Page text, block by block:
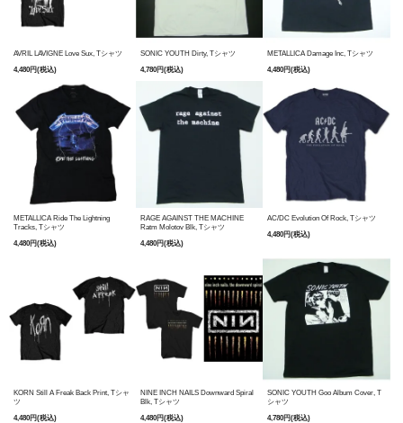
AVRIL LAVIGNE Love Sux, Tシャツ
4,480円(税込)
SONIC YOUTH Dirty, Tシャツ
4,780円(税込)
METALLICA Damage Inc, Tシャツ
4,480円(税込)
METALLICA Ride The Lightning
Tracks, Tシャツ
4,480円(税込)
RAGE AGAINST THE MACHINE
Ratm Molotov Blk, Tシャツ
4,480円(税込)
AC/DC Evolution Of Rock, Tシャツ
4,480円(税込)
KORN Still A Freak Back Print, Tシャ
ツ
4,480円(税込)
NINE INCH NAILS Downward Spiral
Blk, Tシャツ
4,480円(税込)
SONIC YOUTH Goo Album Cover, T
シャツ
4,780円(税込)